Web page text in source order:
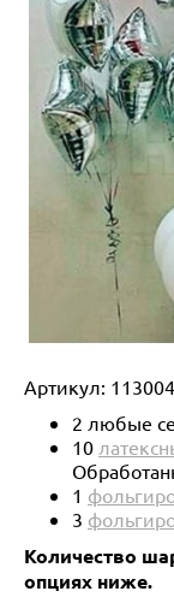
Артикул: 113004
2 любые
10
1
3
Количество
опциях ниже.